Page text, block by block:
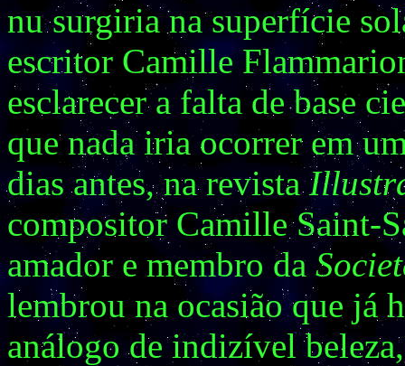
nu surgiria na superfície
escritor Camille
esclarecer a falta de base
que nada iria ocorrer em
dias antes, na revista
compositor Camille Saint-
amador e membro da
lembrou na ocasião que já
análogo de indizível